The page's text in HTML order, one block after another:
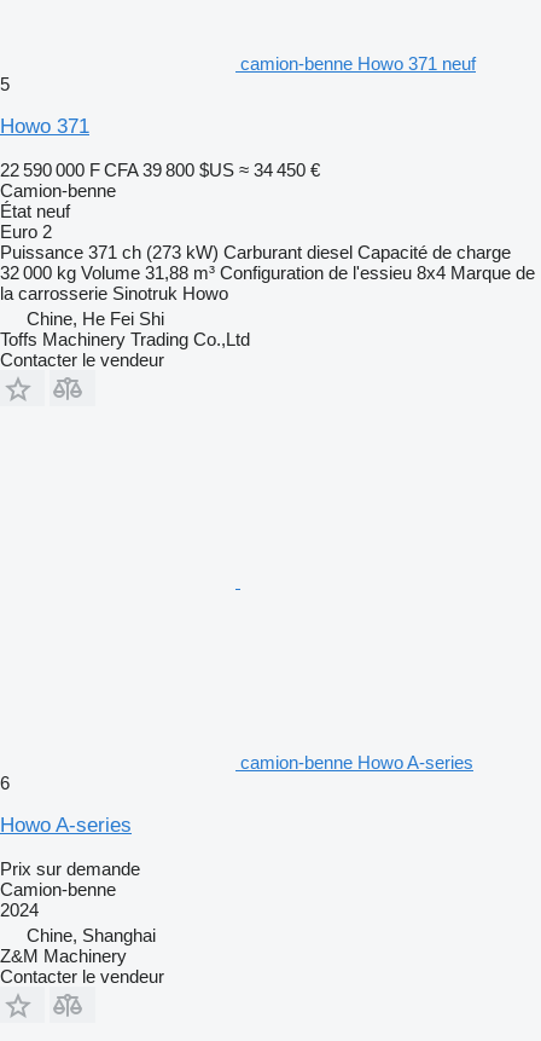
camion-benne Howo 371 neuf
5
Howo 371
22 590 000 F CFA 39 800 $US ≈ 34 450 €
Camion-benne
État neuf
Euro 2
Puissance 371 ch (273 kW) Carburant diesel Capacité de charge
32 000 kg Volume 31,88 m³ Configuration de l'essieu 8x4 Marque de
la carrosserie Sinotruk Howo
Chine, He Fei Shi
Toffs Machinery Trading Co.,Ltd
Contacter le vendeur
camion-benne Howo A-series
6
Howo A-series
Prix sur demande
Camion-benne
2024
Chine, Shanghai
Z&M Machinery
Contacter le vendeur